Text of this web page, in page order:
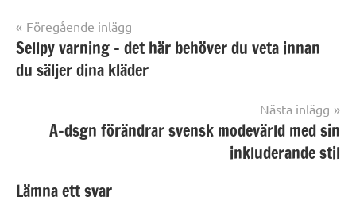
Inläggsnavigering
Föregående inlägg
Sellpy varning – det här behöver du veta innan
du säljer dina kläder
Nästa inlägg
A-dsgn förändrar svensk modevärld med sin
inkluderande stil
Lämna ett svar